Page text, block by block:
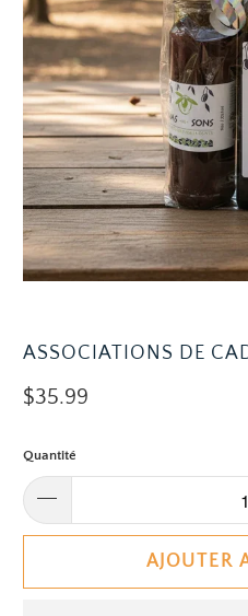
ASSOCIATIONS DE
$35.99
Quantité
AJOUTER